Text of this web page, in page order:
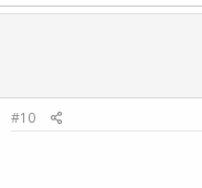
#10